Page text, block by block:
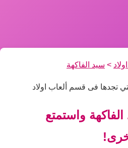
> سيد الفاكهة
تجدها فى قسم ألعاب اولاد
واستمتع